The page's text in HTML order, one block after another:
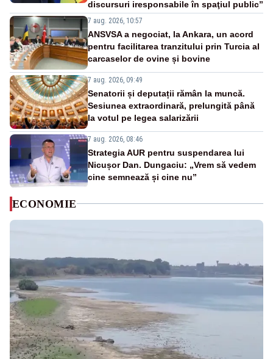
discursuri iresponsabile în spaţiul public”
7 aug. 2026, 10:57
ANSVSA a negociat, la Ankara, un acord
pentru facilitarea tranzitului prin Turcia al
carcaselor de ovine și bovine
7 aug. 2026, 09:49
Senatorii și deputații rămân la muncă.
Sesiunea extraordinară, prelungită până
la votul pe legea salarizării
7 aug. 2026, 08:46
Strategia AUR pentru suspendarea lui
Nicușor Dan. Dungaciu: „Vrem să vedem
cine semnează și cine nu”
ECONOMIE